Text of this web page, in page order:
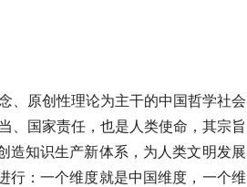
、原创性理论为主干的中国哲学社会
、国家责任，也是人类使命，其宗旨
造知识生产新体系，为人类文明发展
行：一个维度就是中国维度，一个维